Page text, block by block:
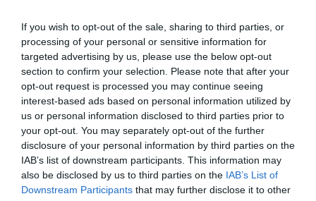
If you wish to opt-out of the sale, sharing to third parties, or
processing of your personal or sensitive information for
targeted advertising by us, please use the below opt-out
section to confirm your selection. Please note that after your
opt-out request is processed you may continue seeing
interest-based ads based on personal information utilized by
us or personal information disclosed to third parties prior to
your opt-out. You may separately opt-out of the further
disclosure of your personal information by third parties on the
IAB’s list of downstream participants. This information may
also be disclosed by us to third parties on the IAB’s List of
Downstream Participants that may further disclose it to other
LIRE L'ARTICLE
VOIR PLUS D'ARTICLES
FAIRE UN DON